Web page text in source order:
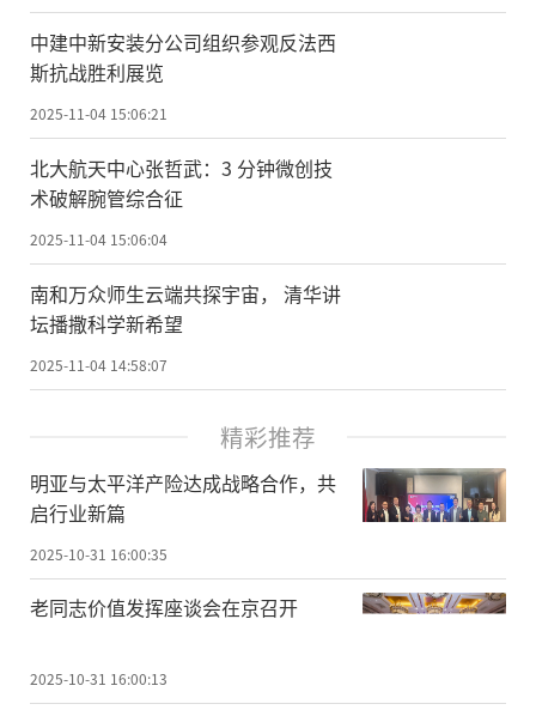
中建中新安装分公司组织参观反法西
斯抗战胜利展览
2025-11-04 15:06:21
北大航天中心张哲武：3 分钟微创技
术破解腕管综合征
2025-11-04 15:06:04
南和万众师生云端共探宇宙， 清华讲
坛播撒科学新希望
2025-11-04 14:58:07
精彩推荐
明亚与太平洋产险达成战略合作，共
启行业新篇
2025-10-31 16:00:35
老同志价值发挥座谈会在京召开
2025-10-31 16:00:13